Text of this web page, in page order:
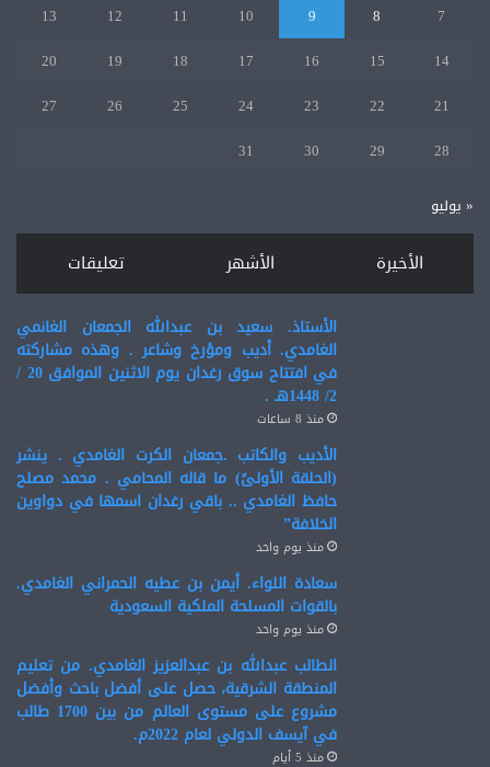
7
8
9
10
11
12
13
14
15
16
17
18
19
20
21
22
23
24
25
26
27
28
29
30
31
« يوليو
الأخيرة الأشهر تعليقات
الأستاذ. سعيد بن عبدالله الجمعان الغانمي
الغامدي. أديب ومؤرخ وشاعر . وهذه مشاركته
في افتتاح سوق رغدان يوم الاثنين الموافق 20 /
2/ 1448هـ .
منذ 8 ساعات
الأديب والكاتب .جمعان الكرت الغامدي . ينشر
(الحلقة الأولىً) ما قاله المحامي . محمد مصلح
حافظ الغامدي .. باقي رغدان اسمها في دواوين
الخلافة”
منذ يوم واحد
سعادة اللواء. أيمن بن عطيه الحمراني الغامدي.
بالقوات المسلحة الملكية السعودية
منذ يوم واحد
الطالب عبدالله بن عبدالعزيز الغامدي. من تعليم
المنطقة الشرقية، حصل على أفضل باحث وأفضل
مشروع على مستوى العالم من بين 1700 طالب
في آيسف الدولي لعام 2022م.
منذ 5 أيام